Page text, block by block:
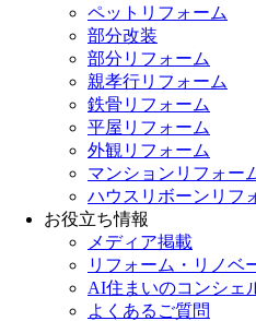
ペットリフォーム
部分改装
部分リフォーム
親孝行リフォーム
鉄骨リフォーム
平屋リフォーム
外観リフォーム
マンションリフォー
ハウスリボーンリフ
お役立ち情報
メディア掲載
リフォーム・リノベ
AI住まいのコンシェ
よくあるご質問